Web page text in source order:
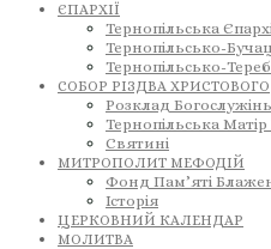
ЄПАРХІЇ
Тернопільська
Тернопільсько-
Тернопільсько-
СОБОР РІЗДВА ХРИСТОВОГО
Розклад Богослужінь
Тернопільська
Святині
МИТРОПОЛИТ МЕФОДІЙ
Фонд Пам’яті
Історія
ЦЕРКОВНИЙ КАЛЕНДАР
МОЛИТВА